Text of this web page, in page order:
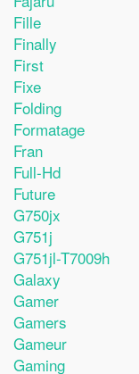
Fille
Finally
First
Fixe
Folding
Formatage
Fran
Full-Hd
Future
G750jx
G751j
G751jl-T7009h
Galaxy
Gamer
Gamers
Gameur
Gaming